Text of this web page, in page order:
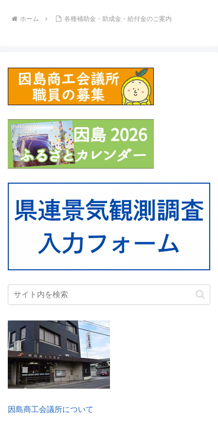
ホーム 各種補助金・助成金・給付金のご案内
因島商工会議所について